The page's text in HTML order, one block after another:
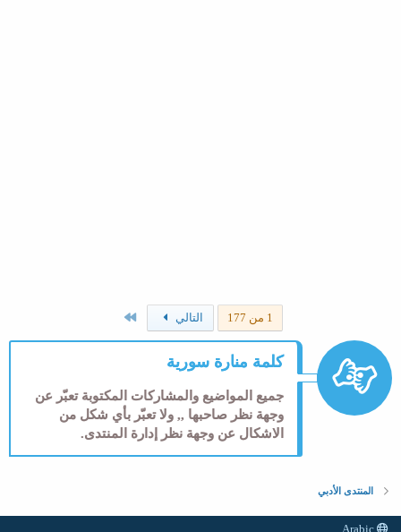
1 من 177 التالي
كلمة منارة سورية
جميع المواضيع والمشاركات المكتوبة تعبّر عن
وجهة نظر صاحبها ,, ولا تعبّر بأي شكل من
الاشكال عن وجهة نظر إدارة المنتدى.
المنتدى الأدبي